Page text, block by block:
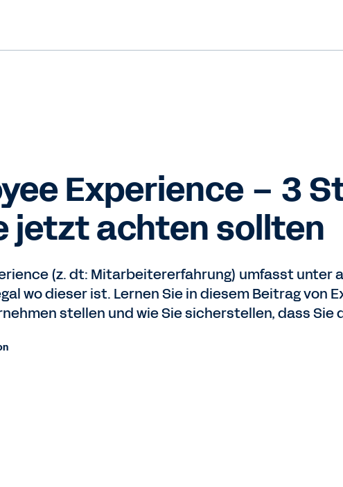
Experience – 3
jetzt achten sollten
(z. dt: Mitarbeitererfahrung) umfasst unter
wo dieser ist. Lernen Sie in diesem Beitrag von
stellen und wie Sie sicherstellen, dass Sie